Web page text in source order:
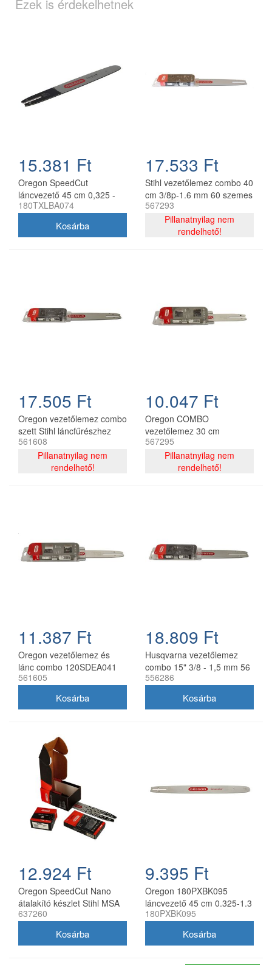
Ezek is érdekelhetnek
15.381 Ft
Oregon SpeedCut
láncvezető 45 cm 0,325 -
1,3 mm 68 szem Stihl
180TXLBA074
17.533 Ft
Stihl vezetőlemez combo 40
cm 3/8p-1.6 mm 60 szemes
lánccal, Oregon
75DPX060E, 2 db lánc
567293
Pillanatnyilag nem
rendelhető!
17.505 Ft
Oregon vezetőlemez combo
szett Stihl láncfűrészhez
325 - 1,6 mm 40 cm 67
szemes
561608
Pillanatnyilag nem
rendelhető!
10.047 Ft
Oregon COMBO
vezetőlemez 30 cm
120SDEA074 + 2 db
91P044E lánc 3/8P 1.3 mm
44 szemes
567295
Pillanatnyilag nem
rendelhető!
11.387 Ft
Oregon vezetőlemez és
lánc combo 120SDEA041
30 cm 3/8 1,3 mm 2x
561605
18.809 Ft
Husqvarna vezetőlemez
combo 15" 3/8 - 1,5 mm 56
szemes 2 db Oregon
556286
12.924 Ft
Oregon SpeedCut Nano
átalakító készlet Stihl MSA
161T 10" 325 1,1 mm
637260
9.395 Ft
Oregon 180PXBK095
láncvezető 45 cm 0.325-1.3
mm 72 szemes Husqvarna
180PXBK095